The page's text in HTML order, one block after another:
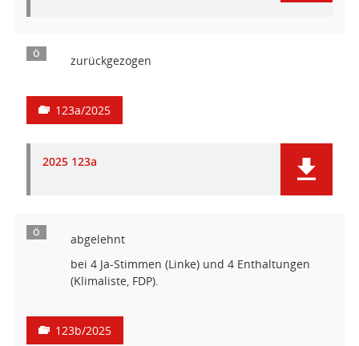
Ö zurückgezogen
123a/2025
2025 123a
Ö
abgelehnt
bei 4 Ja-Stimmen (Linke) und 4 Enthaltungen
(Klimaliste, FDP).
123b/2025